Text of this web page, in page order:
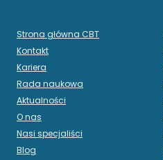
Strona główna CBT
Kontakt
Kariera
Rada naukowa
Aktualności
O nas
Nasi specjaliści
Blog